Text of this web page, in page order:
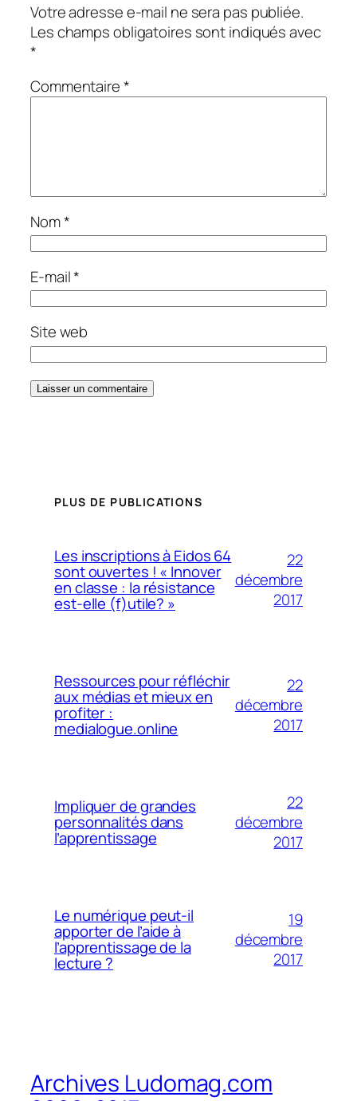
Votre adresse e-mail ne sera pas publiée.
Les champs obligatoires sont indiqués avec
*
Commentaire*
Nom*
E-mail*
Site web
PLUS DE PUBLICATIONS
Les inscriptions à Eidos 64
sont ouvertes ! « Innover
en classe : la résistance
est-elle (f)utile? »
22
décembre
2017
Ressources pour réfléchir
aux médias et mieux en
profiter :
medialogue.online
22
décembre
2017
Impliquer de grandes
personnalités dans
l’apprentissage
22
décembre
2017
Le numérique peut-il
apporter de l’aide à
l’apprentissage de la
lecture ?
19
décembre
2017
Archives Ludomag.com